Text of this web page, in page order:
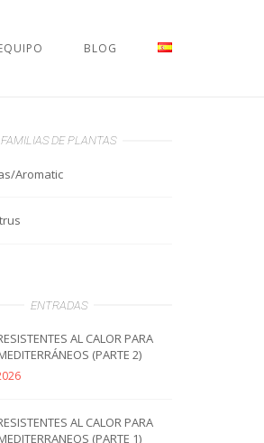
BLOG
FAMILIAS DE PLANTAS
Aromatic
ENTRADAS
AL CALOR PARA
(PARTE 2)
AL CALOR PARA
(PARTE 1)